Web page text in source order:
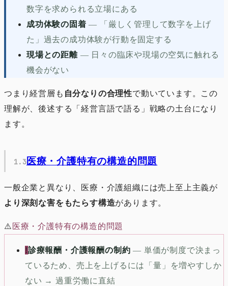
数字を求められる立場にある
成功体験の固着 —
「厳しく管理して数字を上げ
た」過去の成功体験が行動を固定する
現場との距離— 日々の臨床や現場の空気に触れる
機会がない
つまり経営層も 自分なりの合理性で動いています。この
理解が、後述する「経営言語で語る」戦略の土台になり
ます。
医療・介護特有の構造的問題
一般企業と異なり、医療・介護組織には売上至上主義が
より深刻な害をもたらす構造があります。
⚠️ 医療・介護特有の構造的問題
!診療報酬・介護報酬の制約 — 単価が制度で決まっ
ているため、売上を上げるには「量」を増やすしか
ない → 過重労働に直結